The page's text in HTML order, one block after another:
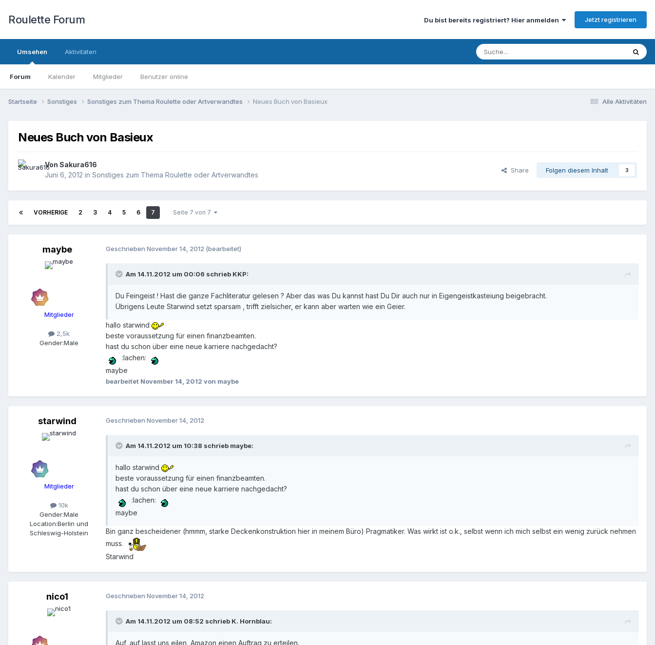
Roulette Forum Du bist bereits registriert? Hier anmelden Jetzt registrieren
Umsehen
Forum Kalender Mitglieder Benutzer online
Aktivitäten
Alle Aktivitäten
Startseite Sonstiges Sonstiges zum Thema Roulette oder Artverwandtes Neues Buch von Basieux
Neues Buch von Basieux
Von Sakura616
Juni 6, 2012 in Sonstiges zum Thema Roulette oder Artverwandtes
Share Folgen diesem Inhalt 3
VORHERIGE 2 3 4 5 6 7 Seite 7 von 7
maybe
Mitglieder
2,5k
Gender:Male
Geschrieben November 14, 2012 (bearbeitet)
Am 14.11.2012 um 00:06 schrieb KKP:
Du Feingeist ! Hast die ganze Fachliteratur gelesen ? Aber das was Du kannst hast Du Dir auch nur in Eigengeistkasteiung beigebracht.
Übrigens Leute Starwind setzt sparsam , trifft zielsicher, er kann aber warten wie ein Geier.
hallo starwind
beste voraussetzung für einen finanzbeamten.
hast du schon über eine neue karriere nachgedacht?
:lachen:
maybe
bearbeitet November 14, 2012 von maybe
starwind
Mitglieder
10k
Gender:Male
Location:Berlin und
Schleswig-Holstein
Geschrieben November 14, 2012
Am 14.11.2012 um 10:38 schrieb maybe:
hallo starwind
beste voraussetzung für einen finanzbeamten.
hast du schon über eine neue karriere nachgedacht?
:lachen:
maybe
Bin ganz bescheidener (hmmm, starke Deckenkonstruktion hier in meinem Büro) Pragmatiker. Was wirkt ist o.k., selbst wenn ich mich selbst ein wenig zurück nehmen
muss.
Starwind
nico1 Geschrieben November 14, 2012
Am 14.11.2012 um 08:52 schrieb K. Hornblau:
Auf, auf lasst uns eilen, Amazon einen Auftrag zu erteilen.